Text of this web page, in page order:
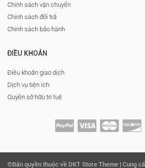
Chính sách vận chuyển
Chính sách đổi trả
Chính sách bảo hành
ĐIỀU KHOẢN
Điều khoản giao dịch
Dịch vụ tiện ích
Quyền sở hữu trí tuệ
©Bản quyền thuộc về DKT Store Theme | Cung